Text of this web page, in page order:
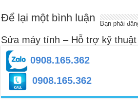
Để lại một bình luận Bạn phải
Sửa máy tính – Hỗ trợ kỹ thuật
0908.165.362
0908.165.362